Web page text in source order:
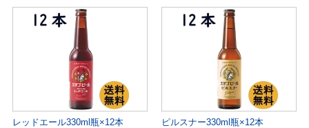
レッドエール330ml瓶×12本 ピルスナー330ml瓶×12本